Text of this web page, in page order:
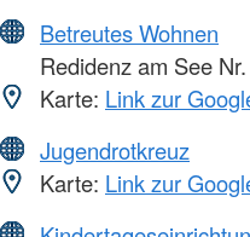
Betreutes Wohnen
Redidenz am See
Karte: Link zur
Jugendrotkreuz
Karte: Link zur